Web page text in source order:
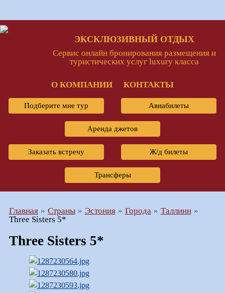
ЭКСКЛЮЗИВНЫЙ ОТДЫХ
Сервис онлайн бронирования размещения и
туристических услуг luxury класса
О КОМПАНИИ КОНТАКТЫ
Подберите мне тур Авиабилеты
Аренда джетов
Заказать встречу Ж/д билеты
Трансферы
Главная Страны Эстония Города
Таллинн
Three Sisters 5*
Three Sisters 5*